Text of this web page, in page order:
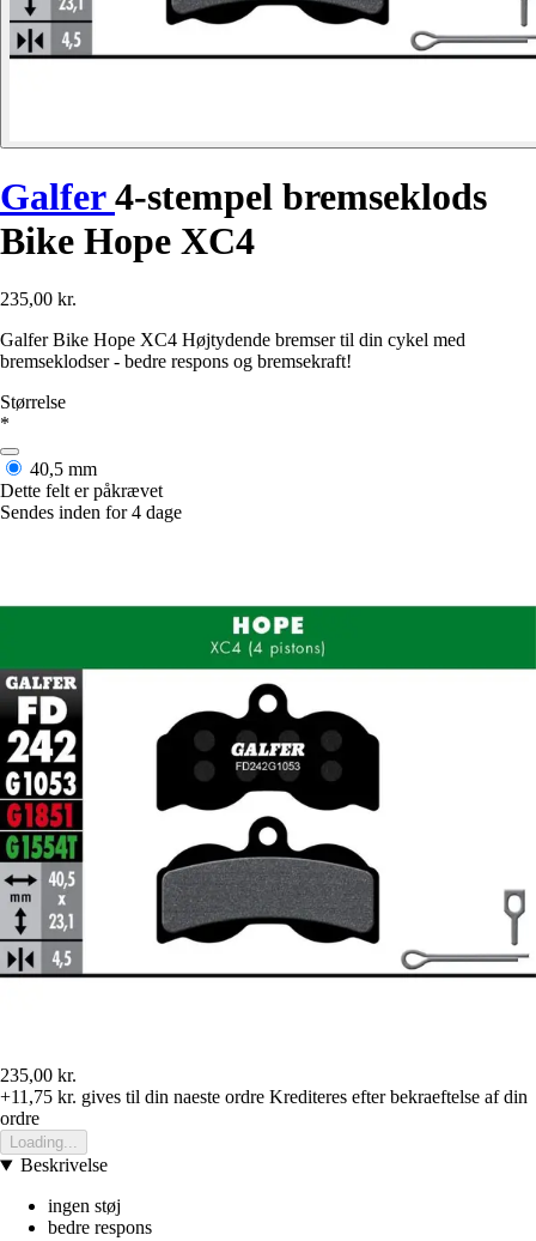
Galfer4-stempel bremseklods
Bike Hope XC4
235,00 kr.
Galfer Bike Hope XC4 Højtydende bremser til din cykel med
bremseklodser - bedre respons og bremsekraft!
Størrelse
*
40,5 mm
Dette felt er påkrævet
Sendes inden for 4 dage
235,00 kr.
+11,75 kr. gives til din naeste ordre Krediteres efter bekraeftelse af din
ordre
Loading...
Beskrivelse
ingen støj
bedre respons